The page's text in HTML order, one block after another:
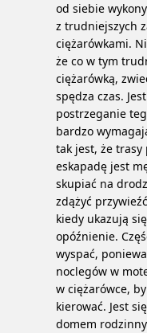
od siebie
z trudniejszych
ciężarówkami.
że co w tym
ciężarówką,
spędza czas.
postrzeganie
bardzo
tak jest, że trasy
eskapadę jest
skupiać na
zdążyć
kiedy ukazują
opóźnienie.
wyspać,
noclegów w
w ciężarówce,
kierować. Jest
domem